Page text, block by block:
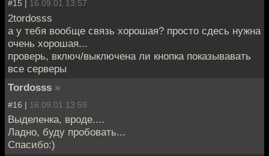
#15 | 16.09.01 13:57
2tordosss
а у тебя вообще связь хорошая? просто сдесь нужна
очень хорошая...
проверь, включ/выключена ли кнопка показывавать
все серверы
Tordosss »
#16 | 16.09.01 13:59
Выделенка, вроде....
Ладно, буду пробовать...
Спасибо:)